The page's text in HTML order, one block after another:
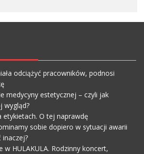
odciążyć pracowników, podnosi
medycyny estetycznej – czyli jak
wygląd?
etykietach. O tej naprawdę
sobie dopiero w sytuacji awarii
inaczej?
w HULAKULA. Rodzinny koncert,